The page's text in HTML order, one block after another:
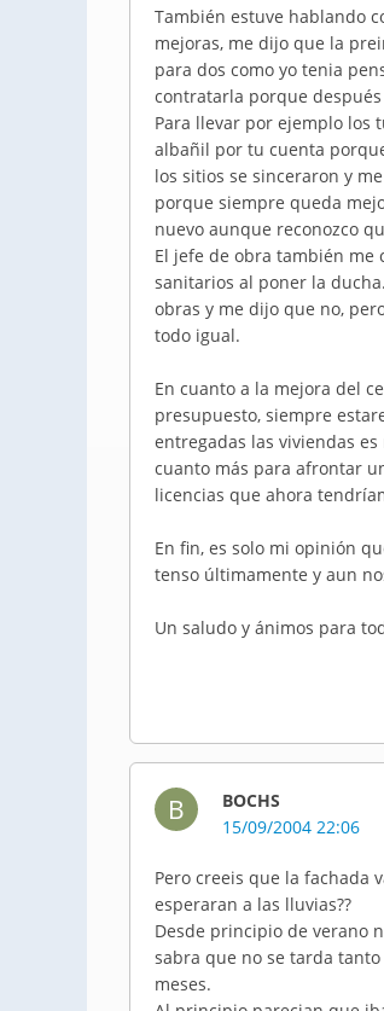
También estuve hablando
mejoras, me dijo que la
para dos como yo tenia
contratarla porque
Para llevar por ejemplo los
albañil por tu cuenta
los sitios se sinceraron y
porque siempre queda
nuevo aunque reconozco
El jefe de obra también me
sanitarios al poner la
obras y me dijo que no,
todo igual.
En cuanto a la mejora del
presupuesto, siempre
entregadas las viviendas
cuanto más para afrontar
licencias que ahora
En fin, es solo mi opinión
tenso últimamente y aun
Un saludo y ánimos para
B
BOCHS
15/09/2004 22:06
Pero creeis que la fachada
esperaran a las lluvias??
Desde principio de verano
sabra que no se tarda
meses.